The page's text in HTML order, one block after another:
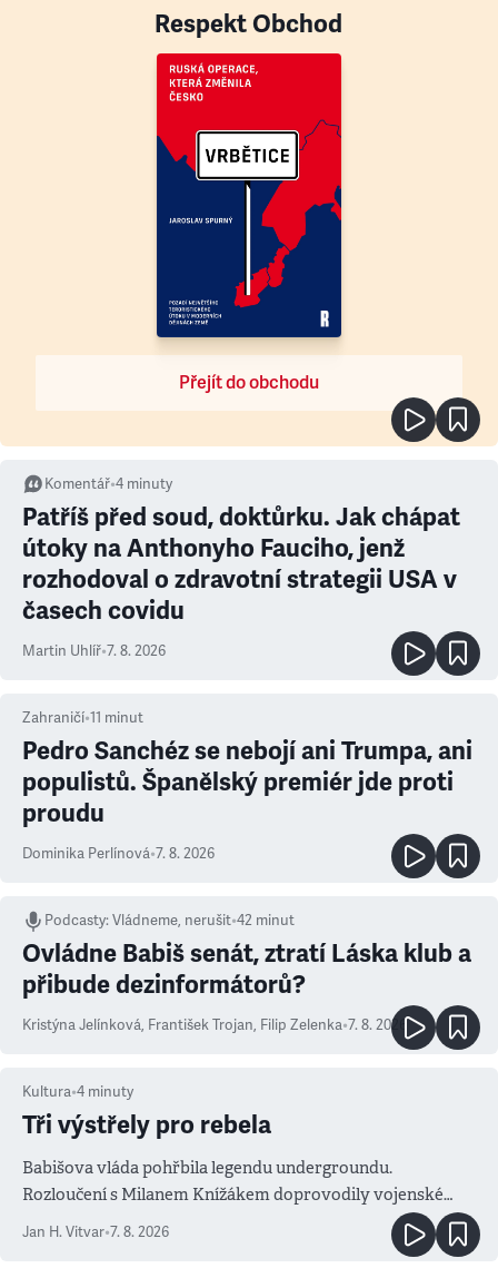
Respekt Obchod
Přejít do obchodu
Komentář•4 minuty
Patříš před soud, doktůrku. Jak chápat
útoky na Anthonyho Fauciho, jenž
rozhodoval o zdravotní strategii USA v
časech covidu
Martin Uhlíř•7. 8. 2026
Zahraničí•11 minut
Pedro Sanchéz se nebojí ani Trumpa, ani
populistů. Španělský premiér jde proti
proudu
Dominika Perlínová•7. 8. 2026
Podcasty:Vládneme, nerušit•42 minut
Ovládne Babiš senát, ztratí Láska klub a
přibude dezinformátorů?
Kristýna Jelínková, František Trojan, Filip Zelenka•7. 8. 2026
Kultura•4 minuty
Tři výstřely pro rebela
Babišova vláda pohřbila legendu undergroundu.
Rozloučení s Milanem Knížákem doprovodily vojenské
salvy i kritika pokrokářů
Jan H. Vitvar•7. 8. 2026